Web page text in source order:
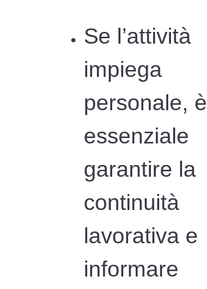
Se l’attività
impiega
personale, è
essenziale
garantire la
continuità
lavorativa e
informare